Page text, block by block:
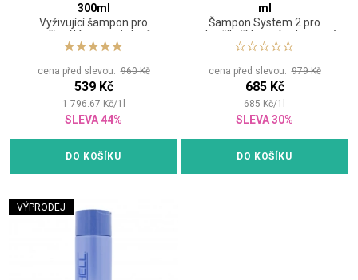
300ml
Vyživující šampon pro
snížení lámavosti vlasů
cena před slevou:960 Kč
539 Kč
1 796.67 Kč/1
SLEVA 44%
DO KOŠÍKU
ml
Šampon System 2 pro
pokročile řídnoucí nebarvené
vlasy.
cena před slevou:979 Kč
685 Kč
685 Kč/1
SLEVA 30%
DO KOŠÍKU
VÝPRODEJ